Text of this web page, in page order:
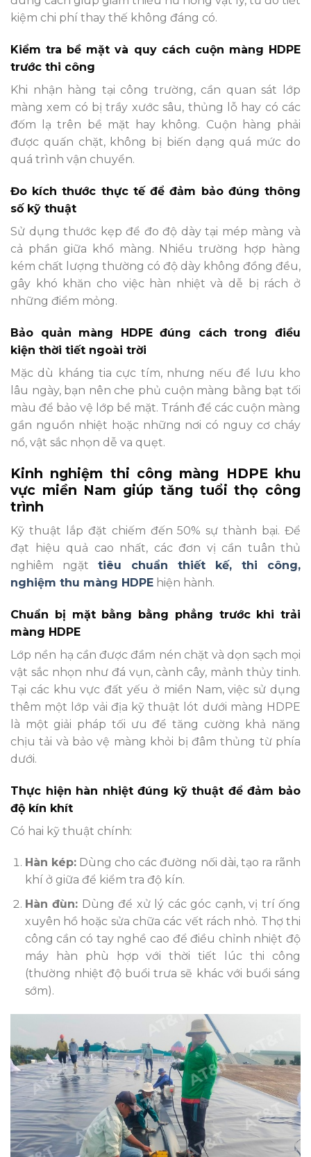
kiệm chi phí thay thế không đáng có.
Kiểm tra bề mặt và quy cách cuộn màng HDPE
trước thi công
Khi nhận hàng tại công trường, cần quan sát lớp
màng xem có bị trầy xước sâu, thủng lỗ hay có các
đốm lạ trên bề mặt hay không. Cuộn hàng phải
được quấn chặt, không bị biến dạng quá mức do
quá trình vận chuyển.
Đo kích thước thực tế để đảm bảo đúng thông
số kỹ thuật
Sử dụng thước kẹp để đo độ dày tại mép màng và
cả phần giữa khổ màng. Nhiều trường hợp hàng
kém chất lượng thường có độ dày không đồng đều,
gây khó khăn cho việc hàn nhiệt và dễ bị rách ở
những điểm mỏng.
Bảo quản màng HDPE đúng cách trong điều
kiện thời tiết ngoài trời
Mặc dù kháng tia cực tím, nhưng nếu để lưu kho
lâu ngày, bạn nên che phủ cuộn màng bằng bạt tối
màu để bảo vệ lớp bề mặt. Tránh để các cuộn màng
gần nguồn nhiệt hoặc những nơi có nguy cơ cháy
nổ, vật sắc nhọn dễ va quẹt.
Kinh nghiệm thi công màng HDPE khu
vực miền Nam giúp tăng tuổi thọ công
trình
Kỹ thuật lắp đặt chiếm đến 50% sự thành bại. Để
đạt hiệu quả cao nhất, các đơn vị cần tuân thủ
nghiêm ngặt
tiêu chuẩn thiết kế, thi công,
nghiệm thu màng HDPE hiện hành.
Chuẩn bị mặt bằng bằng phẳng trước khi trải
màng HDPE
Lớp nền hạ cần được đầm nén chặt và dọn sạch mọi
vật sắc nhọn như đá vụn, cành cây, mảnh thủy tinh.
Tại các khu vực đất yếu ở miền Nam, việc sử dụng
thêm một lớp vải địa kỹ thuật lót dưới màng HDPE
là một giải pháp tối ưu để tăng cường khả năng
chịu tải và bảo vệ màng khỏi bị đâm thủng từ phía
dưới.
Thực hiện hàn nhiệt đúng kỹ thuật để đảm bảo
độ kín khít
Có hai kỹ thuật chính:
Hàn kép:Dùng cho các đường nối dài, tạo ra rãnh
khí ở giữa để kiểm tra độ kín.
Hàn đùn: Dùng để xử lý các góc cạnh, vị trí ống
xuyên hồ hoặc sửa chữa các vết rách nhỏ. Thợ thi
công cần có tay nghề cao để điều chỉnh nhiệt độ
máy hàn phù hợp với thời tiết lúc thi công
(thường nhiệt độ buổi trưa sẽ khác với buổi sáng
sớm).